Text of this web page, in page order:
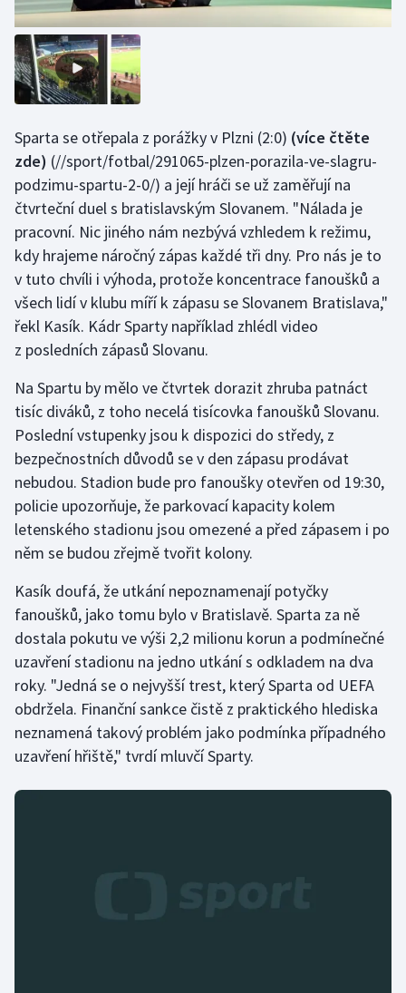
Lezení
Lyže a snowboard
Motorsport
Olympijské hry
Parasport
Plavání
Plážový volejbal
Ragby
Rychlobruslení
Rychlostní kanoistika
Short track
Sportovní střelba
Stolní tenis
Triatlon
Veslování
Vodní slalom
Sparta se otřepala z porážky v Plzni (2:0) (více čtěte
zde) (//sport/fotbal/291065-plzen-porazila-ve-slagru-
podzimu-spartu-2-0/) a její hráči se už zaměřují na
čtvrteční duel s bratislavským Slovanem. "Nálada je
pracovní. Nic jiného nám nezbývá vzhledem k režimu,
kdy hrajeme náročný zápas každé tři dny. Pro nás je to
v tuto chvíli i výhoda, protože koncentrace fanoušků a
všech lidí v klubu míří k zápasu se Slovanem Bratislava,"
řekl Kasík. Kádr Sparty například zhlédl video
z posledních zápasů Slovanu.
Na Spartu by mělo ve čtvrtek dorazit zhruba patnáct
tisíc diváků, z toho necelá tisícovka fanoušků Slovanu.
Poslední vstupenky jsou k dispozici do středy, z
bezpečnostních důvodů se v den zápasu prodávat
nebudou. Stadion bude pro fanoušky otevřen od 19:30,
policie upozorňuje, že parkovací kapacity kolem
letenského stadionu jsou omezené a před zápasem i po
něm se budou zřejmě tvořit kolony.
Kasík doufá, že utkání nepoznamenají potyčky
fanoušků, jako tomu bylo v Bratislavě. Sparta za ně
dostala pokutu ve výši 2,2 milionu korun a podmínečné
uzavření stadionu na jedno utkání s odkladem na dva
roky. "Jedná se o nejvyšší trest, který Sparta od UEFA
obdržela. Finanční sankce čistě z praktického hlediska
neznamená takový problém jako podmínka případného
uzavření hřiště," tvrdí mluvčí Sparty.